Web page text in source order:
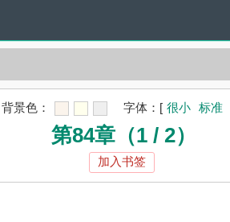
背景色： 字体： [ 很小 标准
第84章（1 / 2）
加入书签